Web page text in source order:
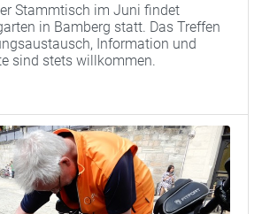
Stammtisch im Juni findet
in Bamberg statt. Das Treffen
Information und
sind stets willkommen.